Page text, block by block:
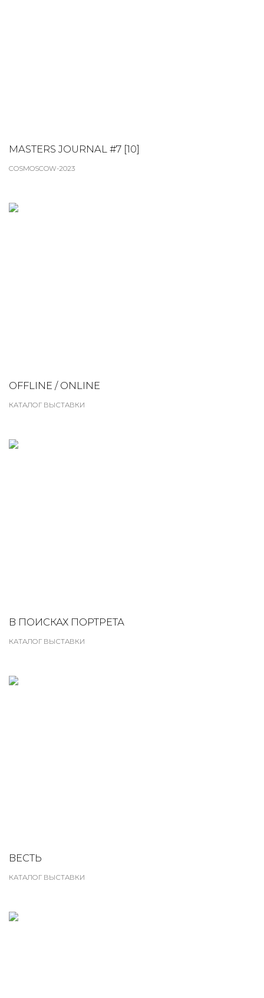
MASTERS JOURNAL #7 [10]
COSMOSCOW-2023
OFFLINE / ONLINE
КАТАЛОГ ВЫСТАВКИ
В ПОИСКАХ ПОРТРЕТА
КАТАЛОГ ВЫСТАВКИ
ВЕСТЬ
КАТАЛОГ ВЫСТАВКИ